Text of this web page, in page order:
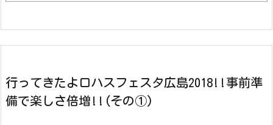
行ってきたよロハスフェスタ広島2018!!事前準
備で楽しさ倍増!!(その①)